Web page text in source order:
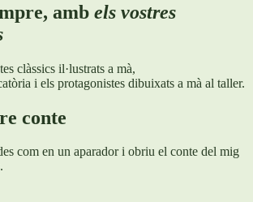
amb els vostres
clàssics il·lustrats a mà,
i els protagonistes dibuixats a mà al taller.
conte
com en un aparador i obriu el conte del mig